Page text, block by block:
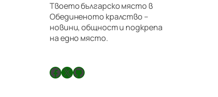
Твоето българско място в
Обединеното кралство –
новини, общност и подкрепа
на едно място.
Facebook X GitHub